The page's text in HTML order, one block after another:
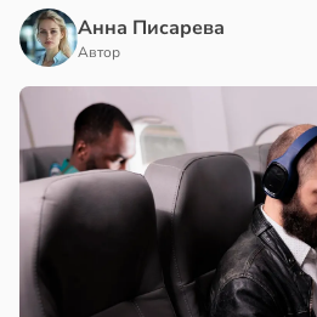
в19:49 Анна Писарева
Автор
в21:42